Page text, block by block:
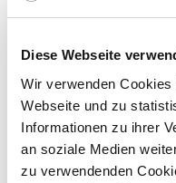
Diese Webseite
Wir verwenden
Webseite und zu
Informationen zu ihrer
an soziale Medien
zu verwendenden